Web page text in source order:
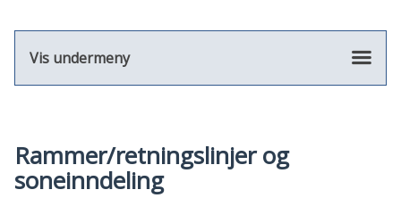
Vis undermeny
Rammer/retningslinjer og
soneinndeling